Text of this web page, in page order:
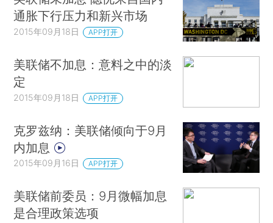
通胀下行压力和新兴市场
2015年09月18日 APP打开
美联储不加息：意料之中的淡
定
2015年09月18日 APP打开
克罗兹纳：美联储倾向于9月
内加息
2015年09月16日 APP打开
美联储前委员：9月微幅加息
是合理政策选项